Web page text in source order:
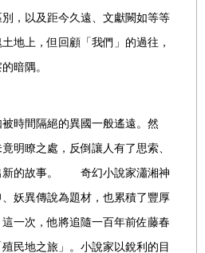
，以及距今久遠、文獻闕如等等
地上，但回顧「我們」的過往，
暗隅。
間隔絕的異國一般遙遠。然
明瞭之處，反倒讓人有了思索、
新的故事。 奇幻小說家瀟湘神
妖異傳說為題材，也累積了豐厚
一次，他將追隨一百年前佐藤春
民地之旅」。小說家以銳利的目